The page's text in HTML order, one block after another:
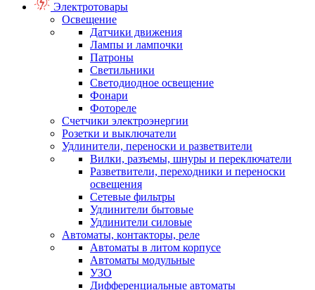
Электротовары
Освещение
Датчики движения
Лампы и лампочки
Патроны
Светильники
Светодиодное освещение
Фонари
Фотореле
Счетчики электроэнергии
Розетки и выключатели
Удлинители, переноски и разветвители
Вилки, разъемы, шнуры и переключатели
Разветвители, переходники и переноски
освещения
Сетевые фильтры
Удлинители бытовые
Удлинители силовые
Автоматы, контакторы, реле
Автоматы в литом корпусе
Автоматы модульные
УЗО
Дифференциальные автоматы